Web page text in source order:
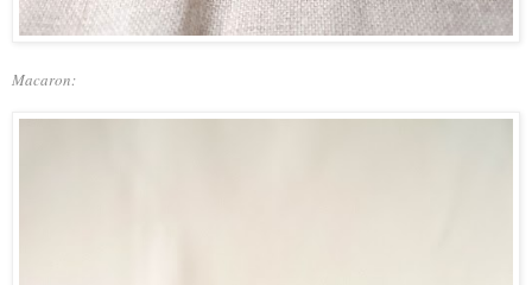
Macaron: